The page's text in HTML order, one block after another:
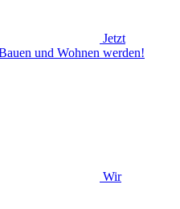
Jetzt
und Wohnen werden!
Wir